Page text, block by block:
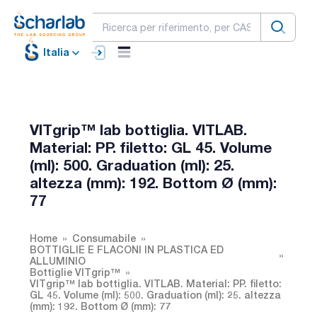
Italia
VITgrip™ lab bottiglia. VITLAB.
Material: PP. filetto: GL 45. Volume
(ml): 500. Graduation (ml): 25.
altezza (mm): 192. Bottom Ø (mm):
77
Home
Consumabile
BOTTIGLIE E FLACONI IN PLASTICA ED
ALLUMINIO
Bottiglie VITgrip™
VITgrip™ lab bottiglia. VITLAB. Material: PP. filetto:
GL 45. Volume (ml): 500. Graduation (ml): 25. altezza
(mm): 192. Bottom Ø (mm): 77